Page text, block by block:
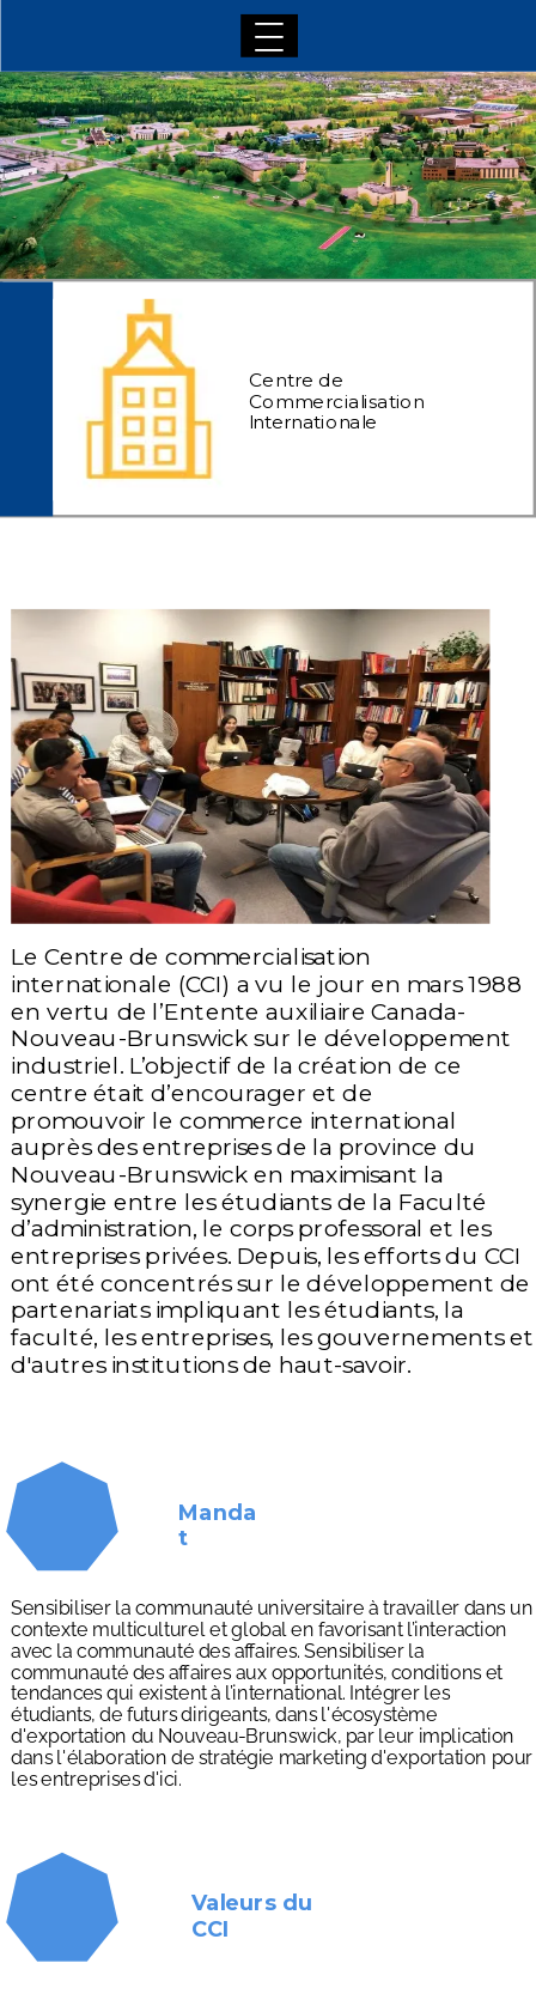
Centre de
Commercialisation
Internationale
Le Centre de commercialisation
internationale (CCI) a vu le jour en mars 1988
en vertu de l’Entente auxiliaire Canada-
Nouveau-Brunswick sur le développement
industriel. L’objectif de la création de ce
centre était d’encourager et de
promouvoir le commerce international
auprès des entreprises de la province du
Nouveau-Brunswick en maximisant la
synergie entre les étudiants de la Faculté
d’administration, le corps professoral et les
entreprises privées. Depuis, les efforts du CCI
ont été concentrés sur le développement de
partenariats impliquant les étudiants, la
faculté, les entreprises, les gouvernements et
d'autres institutions de haut-savoir.
Manda
t
Sensibiliser la communauté universitaire à travailler dans un
contexte multiculturel et global en favorisant l’interaction
avec la communauté des affaires. Sensibiliser la
communauté des affaires aux opportunités, conditions et
tendances qui existent à l’international. Intégrer les
étudiants, de futurs dirigeants, dans l'écosystème
d'exportation du Nouveau-Brunswick, par leur implication
dans l'élaboration de stratégie marketing d'exportation pour
les entreprises d'ici.
Valeurs du
CCI
Acceuil
Activités régulière du cci
Mission commerciale
Semaine du commerce International
Semaine de la francophonie à l'Umcm
CCI & Cies